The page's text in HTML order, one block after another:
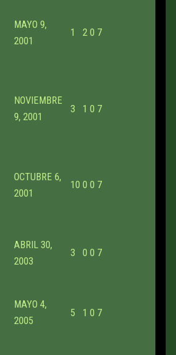
MAYO 9,
2001
1 2 0 7
NOVIEMBRE
9, 2001
3 1 0 7
OCTUBRE 6,
2001
10 0 0 7
ABRIL 30,
2003
3 0 0 7
MAYO 4,
2005
5 1 0 7